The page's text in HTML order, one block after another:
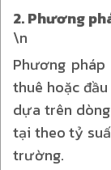
2. Phương
\n
Phương
thuê hoặc
dựa trên
tại theo tỷ
trường.